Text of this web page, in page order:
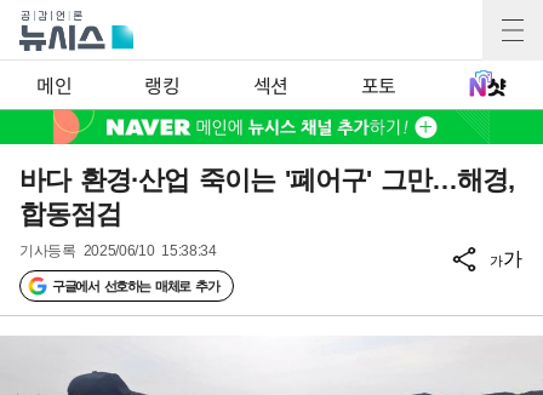
메인 랭킹 섹션 포토
바다 환경·산업 죽이는 '폐어구' 그만…해경,
합동점검
기사등록 2025/06/10 15:38:34
구글에서 선호하는 매체로 추가
가가